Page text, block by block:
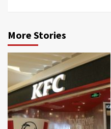
More Stories